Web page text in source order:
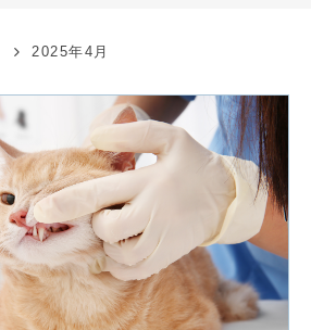
2025年4月